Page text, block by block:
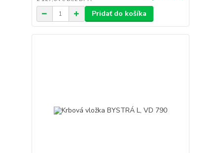
Pridať do košíka